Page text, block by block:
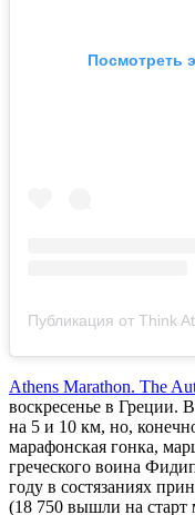
Посмотреть
Публикация от Think
Athens Marathon. The
воскресенье в Греции.
на 5 и 10 км, но,
марафонская гонка,
греческого воина
году в состязаниях
(18 750 вышли на старт